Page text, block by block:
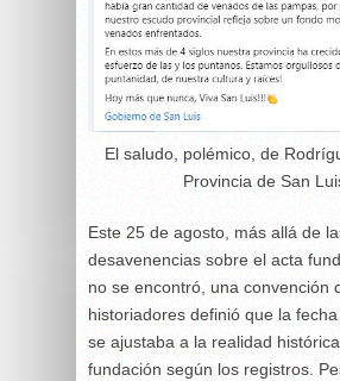
El saludo, polémico, de
Provincia de San
Este 25 de agosto, más allá de
desavenencias sobre el acta
no se encontró, una convención
historiadores definió que la
se ajustaba a la realidad
fundación según los registros.